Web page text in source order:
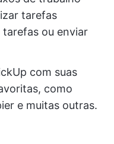
tarefas
ou enviar
com suas
como
e muitas outras.